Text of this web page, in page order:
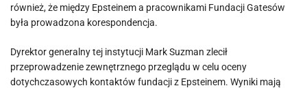
również, że między Epsteinem a pracownikami Fundacji Gatesów
była prowadzona korespondencja.
Dyrektor generalny tej instytucji Mark Suzman zlecił
przeprowadzenie zewnętrznego przeglądu w celu oceny
dotychczasowych kontaktów fundacji z Epsteinem. Wyniki mają